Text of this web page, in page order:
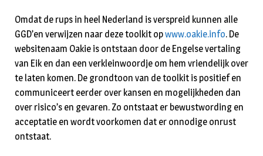
Omdat de rups in heel Nederland is verspreid kunnen alle
GGD’en verwijzen naar deze toolkit opwww.oakie.info. De
websitenaam Oakie is ontstaan door de Engelse vertaling
van Eik en dan een verkleinwoordje om hem vriendelijk over
te laten komen. De grondtoon van de toolkit is positief en
communiceert eerder over kansen en mogelijkheden dan
over risico’s en gevaren. Zo ontstaat er bewustwording en
acceptatie en wordt voorkomen dat er onnodige onrust
ontstaat.